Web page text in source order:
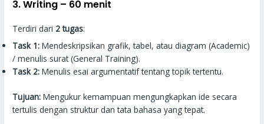
3. Writing – 60 menit
Terdiri dari 2 tugas:
Task 1: Mendeskripsikan grafik, tabel, atau diagram (Academic)
/ menulis surat (General Training).
Task 2: Menulis esai argumentatif tentang topik tertentu.
Tujuan: Mengukur kemampuan mengungkapkan ide secara
tertulis dengan struktur dan tata bahasa yang tepat.